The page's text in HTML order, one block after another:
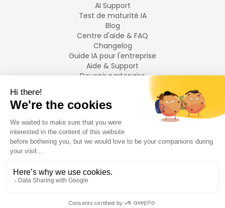
AI Support
Test de maturité IA
Blog
Centre d'aide & FAQ
Changelog
Guide IA pour l'entreprise
Aide & Support
Devenir partenaire
LANGUES
Français
English
2026Swiftask. Tous droits réservés.